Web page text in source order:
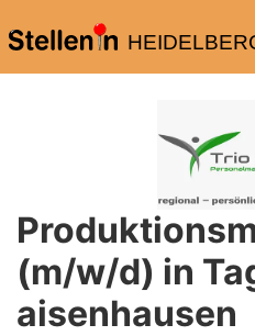
(m/w/d) in
aisenhausen